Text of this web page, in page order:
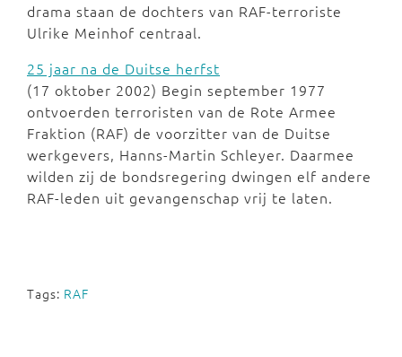
drama staan de dochters van RAF-terroriste
Ulrike Meinhof centraal.
25 jaar na de Duitse herfst
(17 oktober 2002) Begin september 1977
ontvoerden terroristen van de Rote Armee
Fraktion (RAF) de voorzitter van de Duitse
werkgevers, Hanns-Martin Schleyer. Daarmee
wilden zij de bondsregering dwingen elf andere
RAF-leden uit gevangenschap vrij te laten.
Tags: RAF